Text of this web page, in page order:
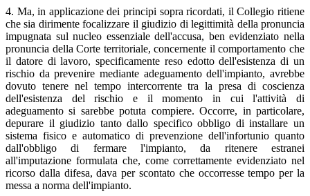
4. Ma, in applicazione dei principi sopra ricordati, il Collegio ritiene
che sia dirimente focalizzare il giudizio di legittimità della pronuncia
impugnata sul nucleo essenziale dell'accusa, ben evidenziato nella
pronuncia della Corte territoriale, concernente il comportamento che
il datore di lavoro, specificamente reso edotto dell'esistenza di un
rischio da prevenire mediante adeguamento dell'impianto, avrebbe
dovuto tenere nel tempo intercorrente tra la presa di coscienza
dell'esistenza del rischio e il momento in cui l'attività di
adeguamento si sarebbe potuta compiere. Occorre, in particolare,
depurare il giudizio tanto dallo specifico obbligo di installare un
sistema fisico e automatico di prevenzione dell'infortunio quanto
dall'obbligo di fermare l'impianto, da ritenere estranei
all'imputazione formulata che, come correttamente evidenziato nel
ricorso dalla difesa, dava per scontato che occorresse tempo per la
messa a norma dell'impianto.